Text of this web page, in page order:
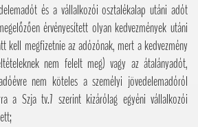
és a vállalkozói osztalékalap utáni adót
érvényesített olyan kedvezmények utáni
kell megfizetnie az adózónak, mert a kedvezmény
nem felelt meg) vagy az átalányadót,
nem köteles a személyi jövedelemadóról
a Szja tv.7 szerint kizárólag egyéni vállalkozói